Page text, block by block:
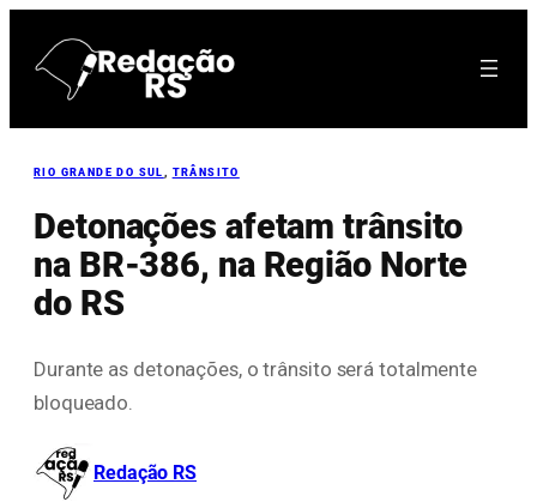
para
RIO GRANDE DO SUL , TRÂNSITO
Detonações afetam trânsito
na BR-386, na Região Norte
do RS
Durante as detonações, o trânsito será totalmente
bloqueado.
Redação RS